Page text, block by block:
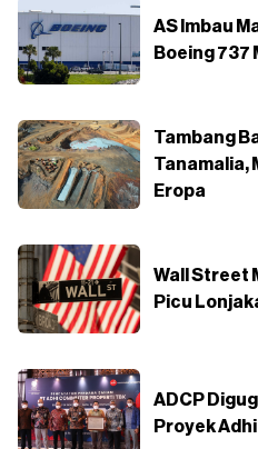
AS Imbau
Boeing 737
Tambang
Tanamalia,
Eropa
Wall Street
Picu
ADCP
Proyek